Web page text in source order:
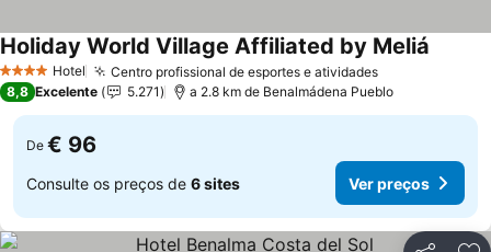
4 EstrelasHotel Centro profissional de esportes e atividades
Holiday World Village Affiliated by Meliá
8,8 Excelente 5.271 a 2.8 km de Benalmádena Pueblo
De € 96
Consulte os preços de 6 sites Ver preços